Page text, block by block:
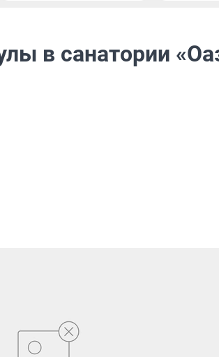
в санатории